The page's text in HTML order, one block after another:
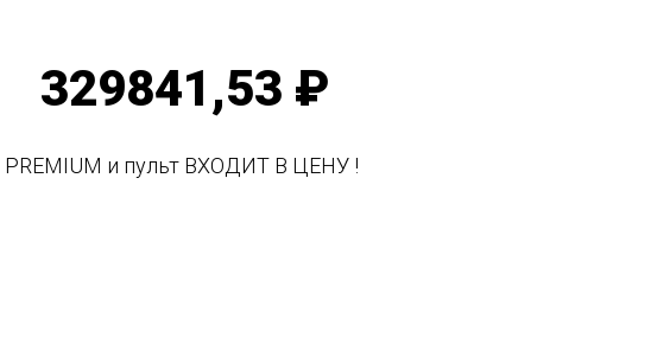
329841,53 ₽
PREMIUM и пульт ВХОДИТ В ЦЕНУ !